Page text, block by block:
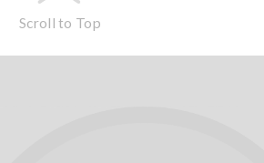
Scroll to Top